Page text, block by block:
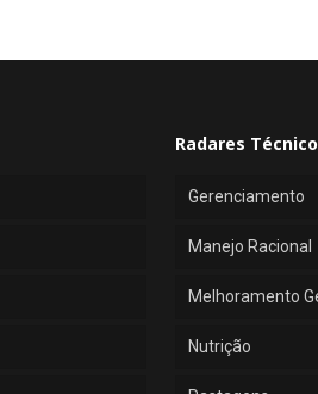
Radares
Gerenciamento
Manejo Racional
Melhoramento
Nutrição